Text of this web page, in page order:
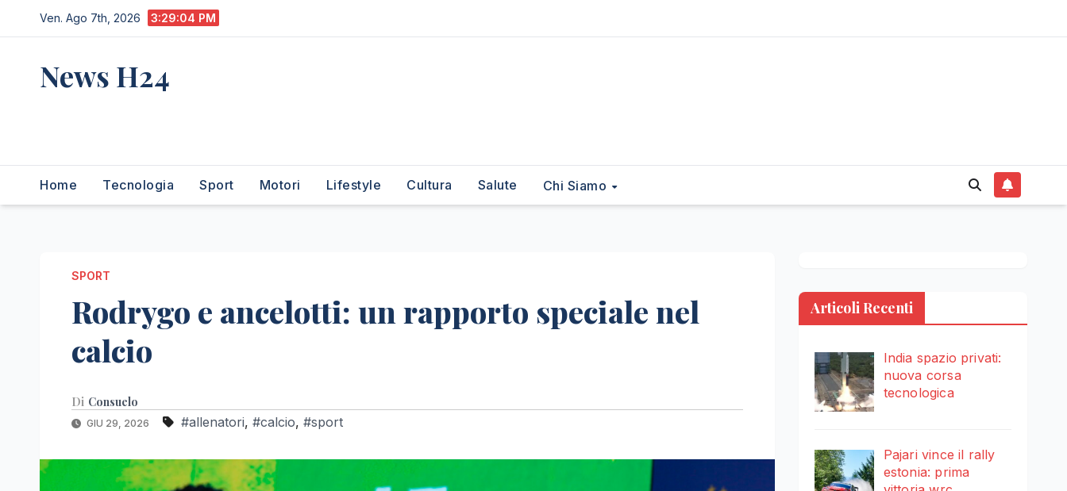
al
Ven. Ago 7th, 2026 3:29:05 PM
News H24
Home Tecnologia Sport Motori Lifestyle Cultura Salute Chi Siamo
SPORT
Rodrygo e ancelotti: un rapporto speciale nel
calcio
Di Consuelo
GIU 29, 2026 #allenatori, #calcio, #sport
Articoli Recenti
India spazio privati:
nuova corsa
tecnologica
Pajari vince il rally
estonia: prima